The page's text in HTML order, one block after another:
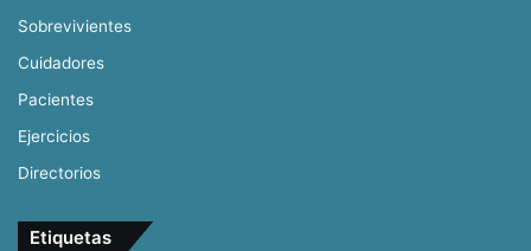
Sobrevivientes
Cuidadores
Pacientes
Ejercicios
Directorios
Etiquetas